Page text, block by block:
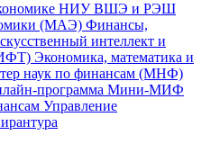
НИУ ВШЭ и РЭШ
(МАЭ) Финансы,
интеллект и
Экономика, математика и
наук по финансам (МНФ)
программа Мини-МИФ
Управление